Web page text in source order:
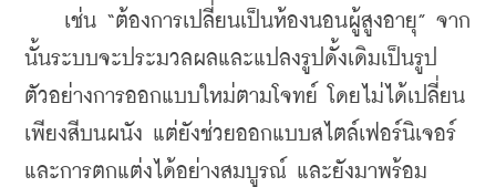
เช่น “ต้องการเปลี่ยนเป็นห้องนอนผู้สูงอายุ” จาก
นั้นระบบจะประมวลผลและแปลงรูปดั้งเดิมเป็นรูป
ตัวอย่างการออกแบบใหม่ตามโจทย์ โดยไม่ได้เปลี่ยน
เพียงสีบนผนัง แต่ยังช่วยออกแบบสไตล์เฟอร์นิเจอร์
และการตกแต่งได้อย่างสมบูรณ์ และยังมาพร้อม